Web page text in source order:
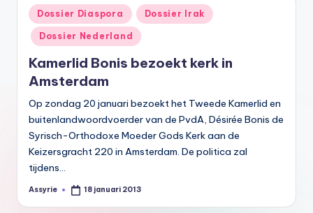
Geplaatst
in
Dossier Diaspora Dossier Irak
Dossier Nederland
Kamerlid Bonis bezoekt kerk in
Amsterdam
Op zondag 20 januari bezoekt het Tweede Kamerlid en
buitenlandwoordvoerder van de PvdA, Désirée Bonis de
Syrisch-Orthodoxe Moeder Gods Kerk aan de
Keizersgracht 220 in Amsterdam. De politica zal
tijdens…
Geplaatst
Assyrie 18 januari 2013